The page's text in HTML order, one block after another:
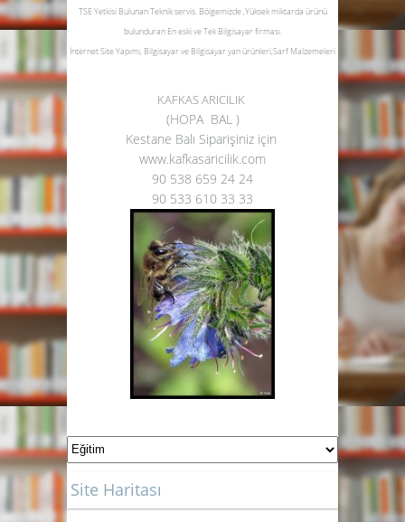
TSE Yetkisi Bulunan Teknik servis. Bölgemizde ,Yüksek miktarda ürünü
bulunduran En eski ve Tek Bilgisayar firması.
İnternet Site Yapımı, Bilgisayar ve Bilgisayar yan ürünleri,Sarf Malzemeleri
KAFKAS ARICILIK
(HOPA BAL )
Kestane Balı Siparişiniz için
www.kafkasaricilik.com
90 538 659 24 24
90 533 610 33 33
Site Haritası